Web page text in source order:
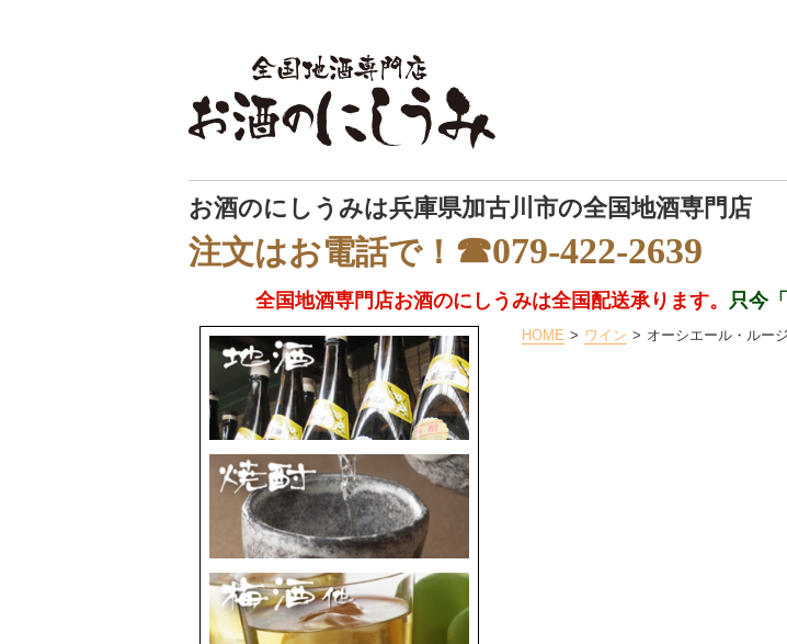
お酒のにしうみは兵庫県加古川市の全国地酒専門店
注文はお電話で！ ☎079-422-2639
全国地酒専門店お酒のにしうみは全国配送承ります。 只今
HOME ワイン オーシエール・ルー